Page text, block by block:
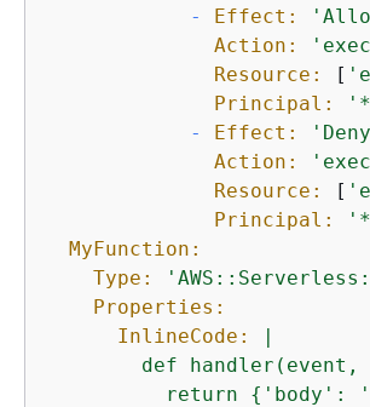
-
Effect:
Action:
Resource:
[
Principal:
-
Effect:
Action:
Resource:
[
Principal:
MyFunction:
Type:
Properties:
InlineCode:
|
def handler(event,
          return
{